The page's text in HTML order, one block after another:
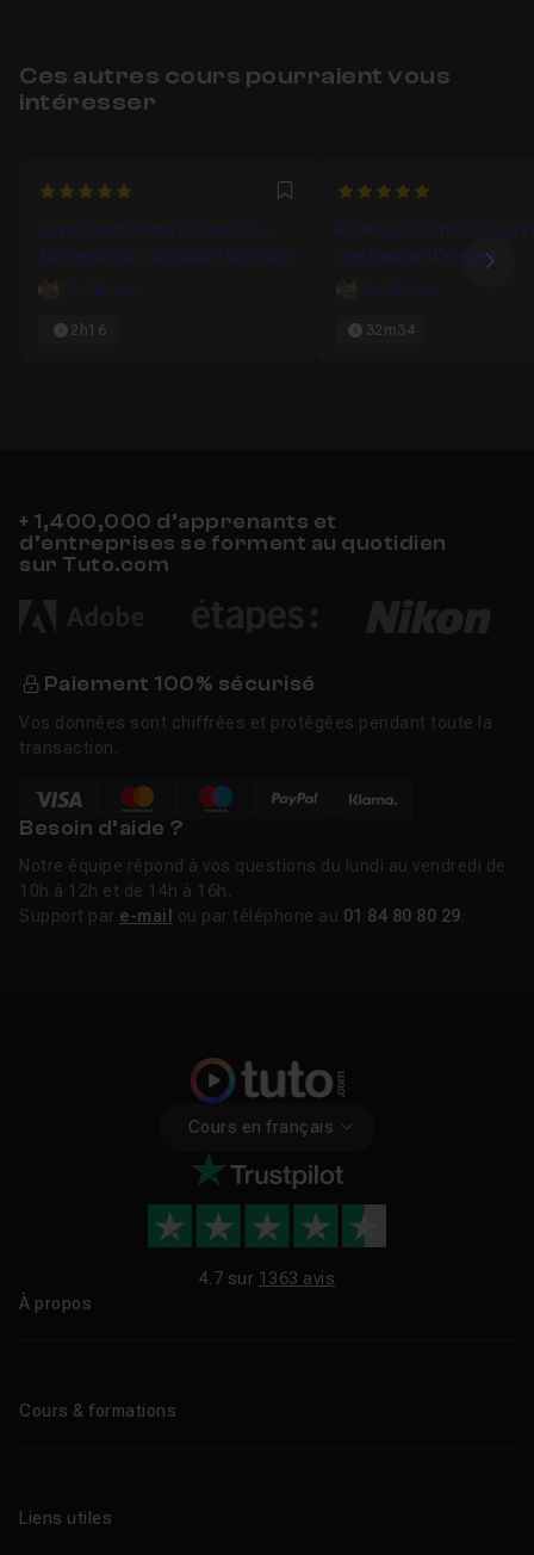
Ces autres cours pourraient vous
intéresser
5 Favori
JavaScript moderne avancé -
Apprendre à construire un Slider
Carl Brison
2h16
5
Réaliser un effet de
une galerie d'images
Carl Brison
32m34
+ 1,400,000 d’apprenants et
d’entreprises se forment au quotidien
sur Tuto.com
Paiement 100% sécurisé
Vos données sont chiffrées et protégées pendant toute la
transaction.
Besoin d’aide ?
Notre équipe répond à vos questions du lundi au vendredi de
10h à 12h et de 14h à 16h.
Support par e-mail ou par téléphone au 01 84 80 80 29
Cours en français
4.7 sur 1363 avis
À propos
Cours & formations
Formations certifiantes
Liens utiles